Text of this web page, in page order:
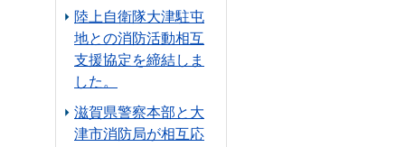
陸上自衛隊大津駐屯
地との消防活動相互
支援協定を締結しま
した。
滋賀県警察本部と大
津市消防局が相互応